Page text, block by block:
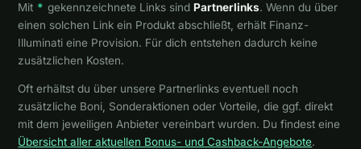
Mit * gekennzeichnete Links sind Partnerlinks. Wenn du über
einen solchen Link ein Produkt abschließt, erhält Finanz-
Illuminati eine Provision. Für dich entstehen dadurch keine
zusätzlichen Kosten.
Oft erhältst du über unsere Partnerlinks eventuell noch
zusätzliche Boni, Sonderaktionen oder Vorteile, die ggf. direkt
mit dem jeweiligen Anbieter vereinbart wurden. Du findest eine
Übersicht aller aktuellen Bonus- und Cashback-Angebote.